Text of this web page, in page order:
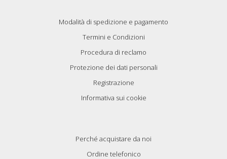
Modalità di spedizione e pagamento
Termini e Condizioni
Procedura di reclamo
Protezione dei dati personali
Registrazione
Informativa sui cookie
Perché acquistare da noi
Ordine telefonico